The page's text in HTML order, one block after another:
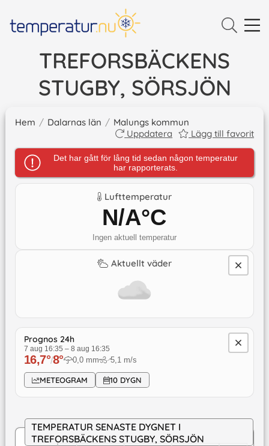
TREFORSBÄCKENS
STUGBY, SÖRSJÖN
Hem / Dalarnas län / Malungs kommun
Uppdatera
Lägg till favorit
Det har gått för lång tid sedan någon temperatur
har rapporterats.
Lufttemperatur
N/A°C
Ingen aktuell temperatur
Aktuellt väder
Prognos 24h
7 aug 16:35 – 8 aug 16:35
16,7°/8° 0,0mm ↓5,1m/s
METEOGRAM 10 DYGN
TEMPERATUR SENASTE DYGNET I
TREFORSBÄCKENS STUGBY, SÖRSJÖN